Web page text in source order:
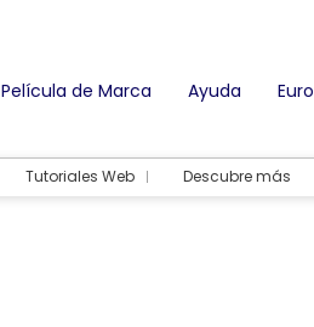
Película de Marca Ayuda Euro
Tutoriales Web Descubre más